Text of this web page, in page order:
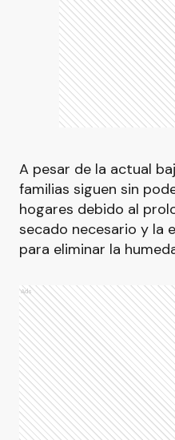
A pesar de la actual
familias siguen sin
hogares debido al
secado necesario y la
para eliminar la
Ads